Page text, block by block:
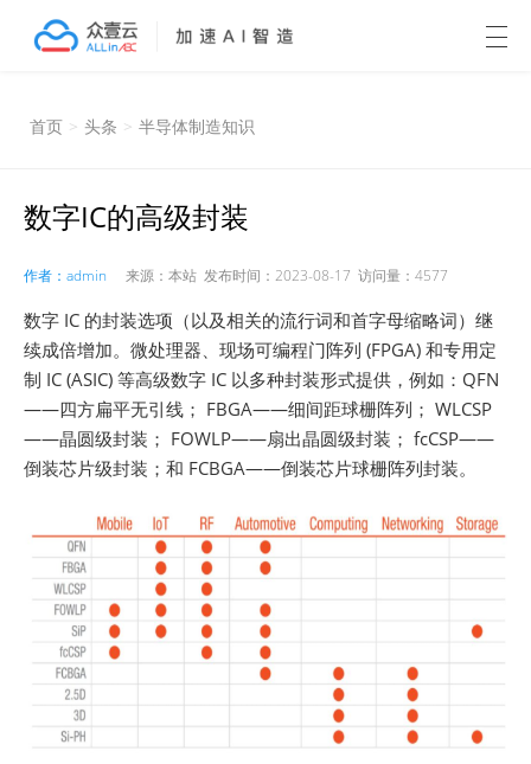
首页 > 头条 > 半导体制造知识
数字IC的高级封装
作者：admin 来源：本站 发布时间：2023-08-17 访问量：4577
数字 IC 的封装选项（以及相关的流行词和首字母缩略词）继
续成倍增加。微处理器、现场可编程门阵列 (FPGA) 和专用定
制 IC (ASIC) 等高级数字 IC 以多种封装形式提供，例如：QFN
——四方扁平无引线； FBGA——细间距球栅阵列； WLCSP
——晶圆级封装； FOWLP——扇出晶圆级封装； fcCSP——
倒装芯片级封装；和 FCBGA——倒装芯片球栅阵列封装。